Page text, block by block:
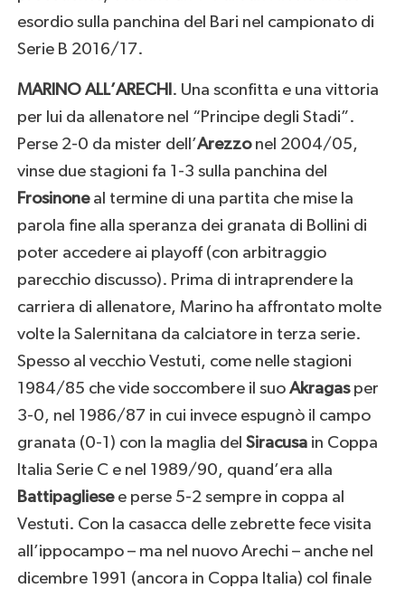
esordio sulla panchina del Bari nel campionato di
Serie B 2016/17.
MARINO ALL’ARECHI . Una sconfitta e una vittoria
per lui da allenatore nel “Principe degli Stadi”.
Perse 2-0 da mister dell’Arezzonel 2004/05,
vinse due stagioni fa 1-3 sulla panchina del
Frosinoneal termine di una partita che mise la
parola fine alla speranza dei granata di Bollini di
poter accedere ai playoff (con arbitraggio
parecchio discusso). Prima di intraprendere la
carriera di allenatore, Marino ha affrontato molte
volte la Salernitana da calciatore in terza serie.
Spesso al vecchio Vestuti, come nelle stagioni
1984/85 che vide soccombere il suo Akragasper
3-0, nel 1986/87 in cui invece espugnò il campo
granata (0-1) con la maglia del Siracusain Coppa
Italia Serie C e nel 1989/90, quand’era alla
Battipagliesee perse 5-2 sempre in coppa al
Vestuti. Con la casacca delle zebrette fece visita
all’ippocampo – ma nel nuovo Arechi – anche nel
dicembre 1991 (ancora in Coppa Italia) col finale